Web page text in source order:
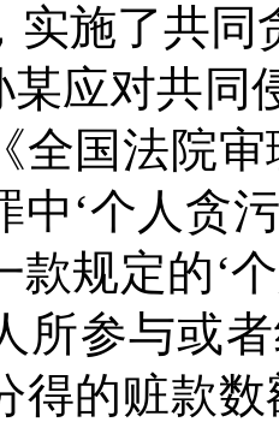
实施了共同
某应对共同
全国法院
中‘个人贪
款规定的‘
所参与或
得的赃款